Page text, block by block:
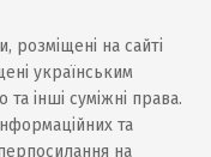
розміщені на сайті
українським
інші суміжні права.
та
на